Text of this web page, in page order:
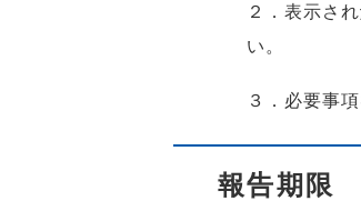
２．表示さ
い。
３．必要事
報告期限